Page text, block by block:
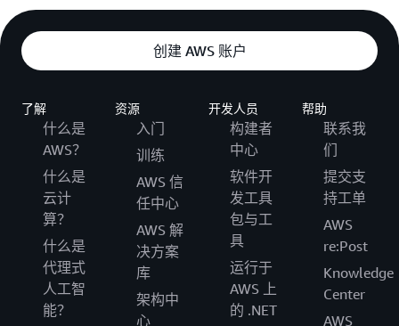
创建 AWS 账户
了解
什么是
AWS？
什么是
云计
算？
什么是
代理式
人工智
能？
资源
入门
训练
AWS 信
任中心
AWS 解
决方案
库
架构中
心
开发人员
构建者
中心
软件开
发工具
包与工
具
运行于
AWS 上
的 .NET
帮助
联系我
们
提交支
持工单
AWS
re:Post
Knowledge
Center
AWS